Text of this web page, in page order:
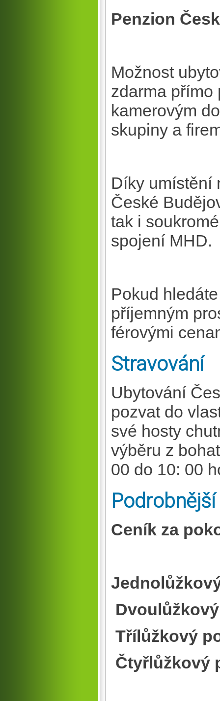
Penzion
Možnost
zdarma přímo
kamerovým
skupiny a
Díky umístění
České
tak i
spojení MHD.
Pokud
příjemným
férovými
Stravování
Ubytování
pozvat do
své hosty
výběru z
00 do 10: 00
Ceník za